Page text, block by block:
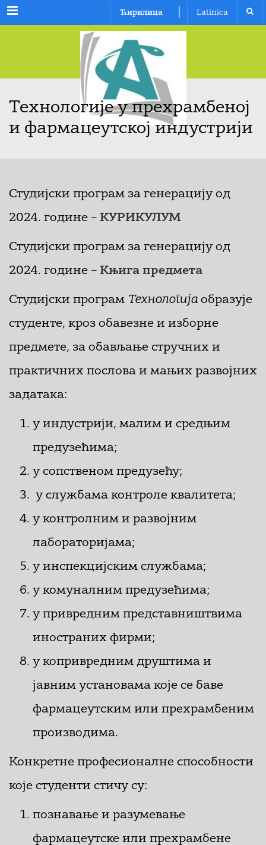
Menu Ћирилица Latinica
Технологије у прехрамбеној
и фармацеутској индустрији
Студијски програм за генерацију од
2024. године – КУРИКУЛУМ
Студијски програм за генерацију од
2024. године – Књига предмета
Студијски програм Технологија образује
студенте, кроз обавезне и изборне
предмете, за обављање стручних и
практичних послова и мањих развојних
задатака:
у индустрији, малим и средњим
предузећима;
у сопственом предузећу;
у службама контроле квалитета;
у контролним и развојним
лабораторијама;
у инспекцијским службама;
у комуналним предузећима;
у привредним представништвима
иностраних фирми;
у копривредним друштима и
јавним установама које се баве
фармацеутским или прехрамбеним
производима.
Конкретне професионалне способности
које студенти стичу су:
познавање и разумевање
фармацеутске или прехрамбене